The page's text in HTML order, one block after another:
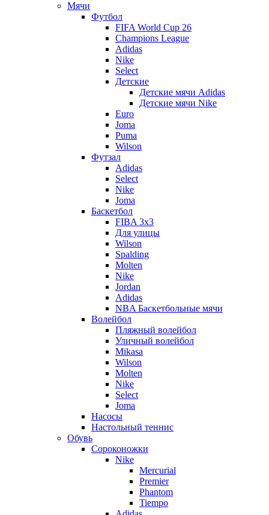
Мячи
Футбол
FIFA World Cup 26
Champions League
Adidas
Nike
Select
Детские
Детские мячи Adidas
Детские мячи Nike
Euro
Joma
Puma
Wilson
Футзал
Adidas
Select
Nike
Joma
Баскетбол
FIBA 3x3
Для улицы
Wilson
Spalding
Molten
Nike
Jordan
Adidas
NBA Баскетбольные мячи
Волейбол
Пляжный волейбол
Уличный волейбол
Mikasa
Wilson
Molten
Nike
Select
Joma
Насосы
Настольный теннис
Обувь
Сороконожки
Nike
Mercurial
Premier
Phantom
Tiempo